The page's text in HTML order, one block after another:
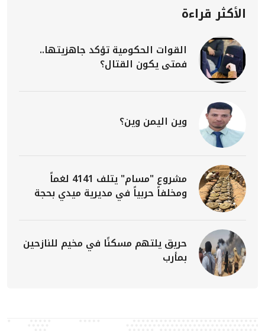
الأكثر قراءة
القوات الحكومية تؤكد جاهزيتها..
فمتى يكون القتال؟
وين اليمن وين؟
مشروع "مسام" يتلف 4141 لغماً
ومخلفاً حربياً في مديرية ميدي بحجة
حريق يلتهم مسكنًا في مخيم للنازحين
بمأرب